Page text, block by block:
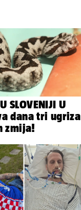
SLOVENIJI U
dana tri ugriza
zmija!